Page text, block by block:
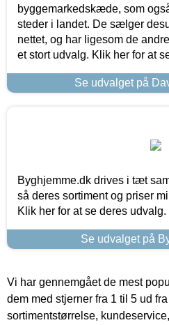
byggemarkedskæde, som
steder i landet. De sælger
nettet, og har ligesom de
et stort udvalg. Klik her for at
Se udvalget på
Byghjemme.dk drives i tæt
så deres sortiment og priser
Klik her for at se deres udvalg.
Se udvalget på
Vi har gennemgået de mest
dem med stjerner fra 1 til 5 ud
sortimentstørrelse,